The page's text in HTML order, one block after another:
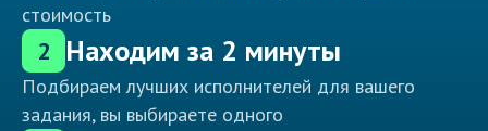
стоимость
2 Находим за 2 минуты
Подбираем лучших исполнителей для вашего
задания, вы выбираете одного